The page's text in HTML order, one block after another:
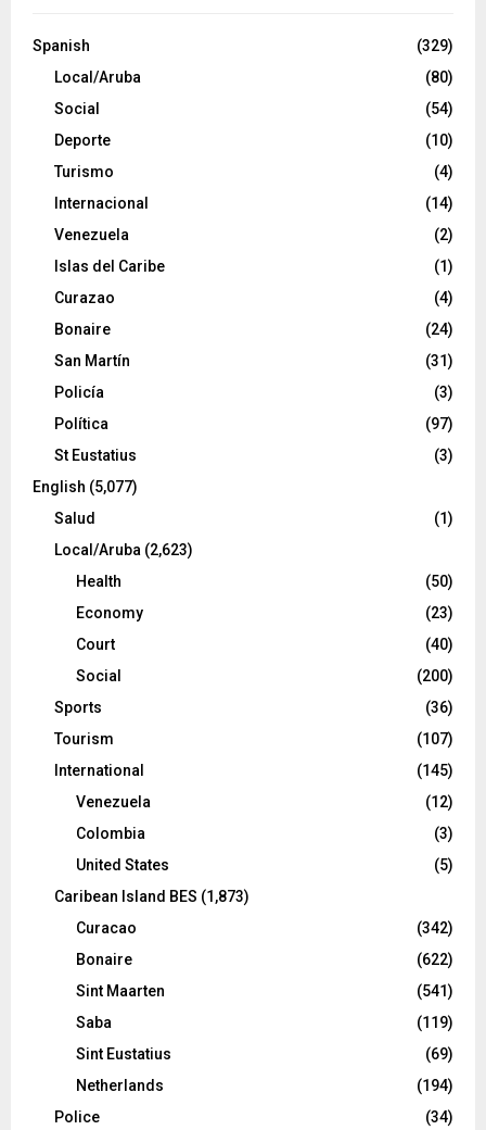
Spanish
(329)
Local/Aruba
(80)
Social
(54)
Deporte
(10)
Turismo
(4)
Internacional
(14)
Venezuela
(2)
Islas del Caribe
(1)
Curazao
(4)
Bonaire
(24)
San Martín
(31)
Policía
(3)
Política
(97)
St Eustatius
(3)
English (5,077)
Salud
(1)
Local/Aruba (2,623)
Health
(50)
Economy
(23)
Court
(40)
Social
(200)
Sports
(36)
Tourism
(107)
International
(145)
Venezuela
(12)
Colombia
(3)
United States
(5)
Caribean Island BES (1,873)
Curacao
(342)
Bonaire
(622)
Sint Maarten
(541)
Saba
(119)
Sint Eustatius
(69)
Netherlands
(194)
Police
(34)